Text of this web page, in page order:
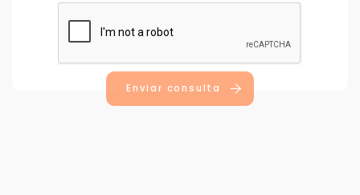
Enviar consulta